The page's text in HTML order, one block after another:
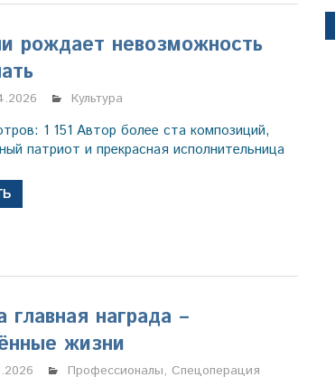
рождает невозможность
Марина Щербакова
Культура
1 151 Автор более ста композиций,
патриот и прекрасная исполнительница
главная награда –
жизни
Марина Щербакова
Профессионалы, Спецоперация